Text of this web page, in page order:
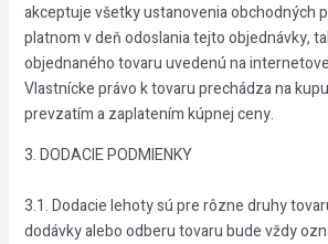
akceptuje všetky ustanovenia obchodných
platnom v deň odoslania tejto objednávky,
objednaného tovaru uvedenú na
Vlastnícke právo k tovaru prechádza na
prevzatím a zaplatením kúpnej ceny.
3. DODACIE PODMIENKY
3.1. Dodacie lehoty sú pre rôzne druhy
dodávky alebo odberu tovaru bude vždy